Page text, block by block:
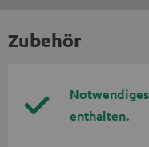
Zubehör
enthalten.